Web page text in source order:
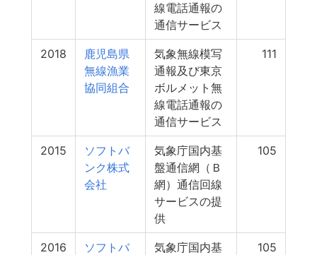
線電話通報の
通信サービス
2018
鹿児島県
無線漁業
協同組合
気象無線模写
通報及び東京
ボルメット無
線電話通報の
通信サービス
111
2015
ソフトバ
ンク株式
会社
気象庁国内基
盤通信網（Ｂ
網）通信回線
サービスの提
供
105
2016
ソフトバ
気象庁国内基
105